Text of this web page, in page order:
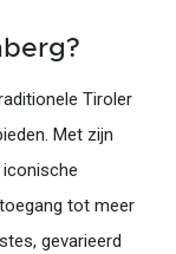
Tiroler
Met zijn
iconische
tot meer
gevarieerd